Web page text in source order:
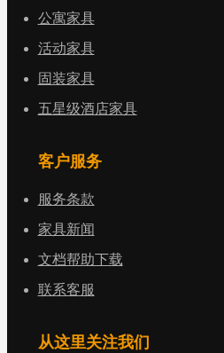
公寓家具
活动家具
固装家具
五星级酒店家具
客户服务
服务条款
家具新闻
文档帮助下载
联系客服
从这里关注我们